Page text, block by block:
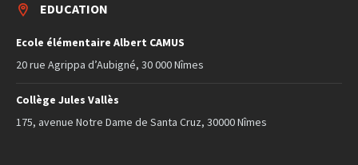
EDUCATION
Ecole élémentaire Albert CAMUS
20 rue Agrippa d’Aubigné, 30 000 Nîmes
Collège Jules Vallès
175, avenue Notre Dame de Santa Cruz, 30000 Nîmes